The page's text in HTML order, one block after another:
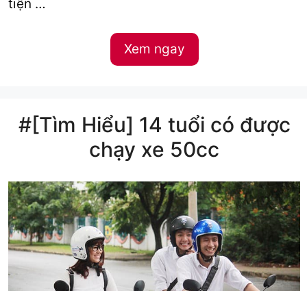
tiện …
Xem ngay
#[Tìm Hiểu] 14 tuổi có được
chạy xe 50cc